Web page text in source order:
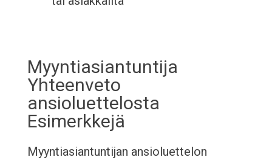
Myyntiasiantuntija
Yhteenveto
ansioluettelosta
Esimerkkejä
Myyntiasiantuntijan ansioluettelon